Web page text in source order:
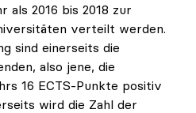
als 2016 bis 2018 zur
verteilt werden.
sind einerseits die
also jene, die
16 ECTS-Punkte positiv
wird die Zahl der